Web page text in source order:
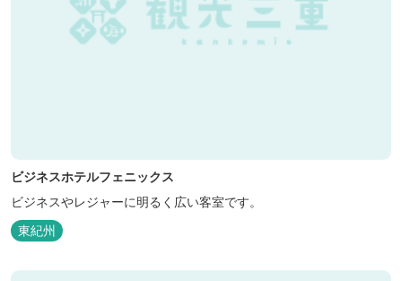
ビジネスホテルフェニックス
ビジネスやレジャーに明るく広い客室です。
東紀州